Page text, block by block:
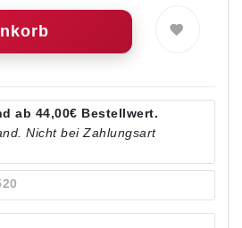
ab 44,00€ Bestellwert.
Nicht bei Zahlungsart